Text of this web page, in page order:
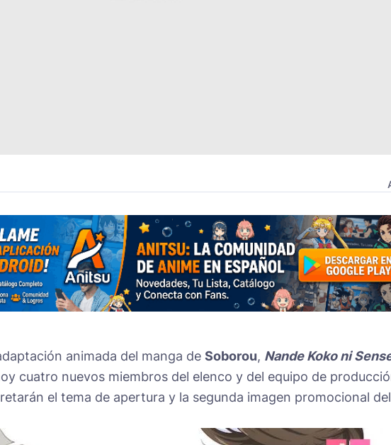
animada del manga de Soborou, Nande Koko ni
cuatro nuevos miembros del elenco y del equipo de
el tema de apertura y la segunda imagen promocional del